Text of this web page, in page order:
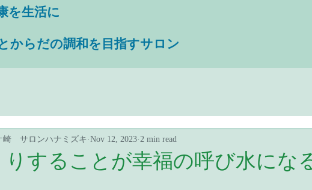
を生活に
らだの調和を目指すサロン
りすることが幸福の呼び水にな
崎 サロンハナミズキ Nov 12, 2023 2 min read